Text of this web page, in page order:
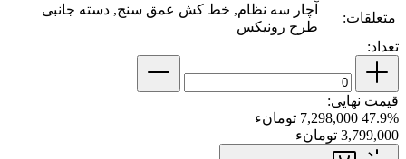
متعلقات:
آچار سه نظام, خط کش عمق سنج, دسته جانبی
طرح رونیکس
تعداد:
قیمت نهایی:
47.9% 7,298,000 تومانء
3,799,000 تومانء